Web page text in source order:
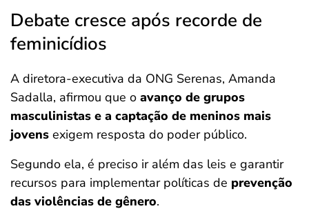
Debate cresce após recorde de
feminicídios
A diretora-executiva da ONG Serenas, Amanda
Sadalla, afirmou que o avanço de grupos
masculinistas e a captação de meninos mais
jovens exigem resposta do poder público.
Segundo ela, é preciso ir além das leis e garantir
recursos para implementar políticas de prevenção
das violências de gênero.